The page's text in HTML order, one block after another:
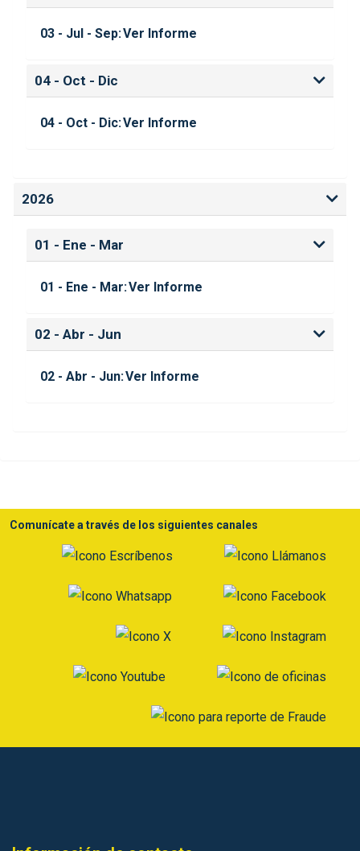
03 - Jul - Sep:Ver Informe
04 - Oct - Dic
04 - Oct - Dic:Ver Informe
2026
01 - Ene - Mar
01 - Ene - Mar:Ver Informe
02 - Abr - Jun
02 - Abr - Jun:Ver Informe
Comunícate a través de los siguientes canales